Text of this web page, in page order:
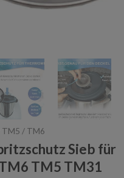
TM5 / TM6
Sieb für
TM5 TM31